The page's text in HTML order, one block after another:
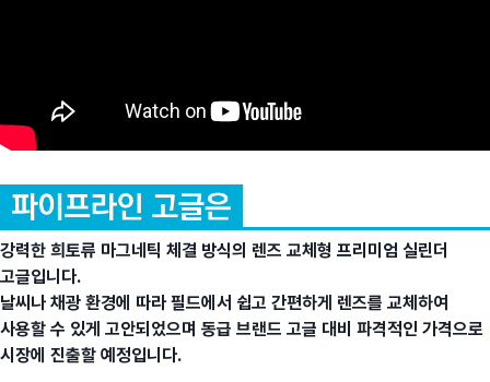
강력한 희토류 마그네틱 체결 방식의 렌즈 교체형 프리미엄 실린더
고글입니다.
날씨나 채광 환경에 따라 필드에서 쉽고 간편하게 렌즈를 교체하여
사용할 수 있게 고안되었으며 동급 브랜드 고글 대비 파격적인 가격으로
시장에 진출할 예정입니다.